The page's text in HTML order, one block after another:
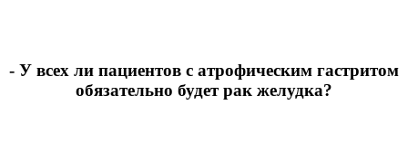
- У всех ли пациентов с атрофическим гастритом
обязательно будет рак желудка?